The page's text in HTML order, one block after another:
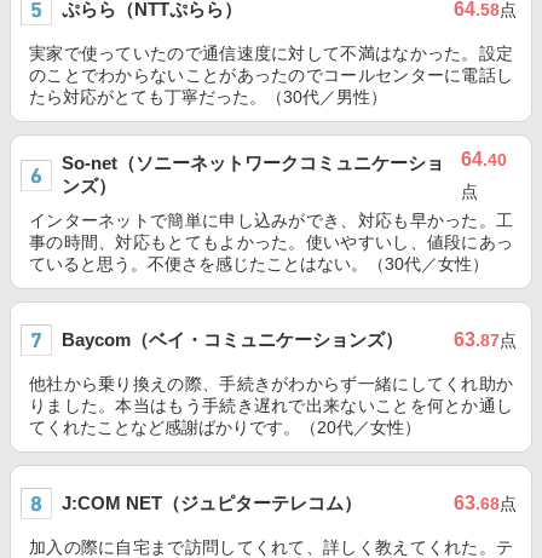
ぷらら（NTTぷらら） 64.58点
実家で使っていたので通信速度に対して不満はなかった。設定
のことでわからないことがあったのでコールセンターに電話し
たら対応がとても丁寧だった。（30代／男性）
So-net（ソニーネットワークコミュニケーショ
ンズ）
64.40
点
インターネットで簡単に申し込みができ、対応も早かった。工
事の時間、対応もとてもよかった。使いやすいし、値段にあっ
ていると思う。不便さを感じたことはない。（30代／女性）
Baycom（ベイ・コミュニケーションズ） 63.87点
他社から乗り換えの際、手続きがわからず一緒にしてくれ助か
りました。本当はもう手続き遅れで出来ないことを何とか通し
てくれたことなど感謝ばかりです。（20代／女性）
J:COM NET（ジュピターテレコム） 63.68点
加入の際に自宅まで訪問してくれて、詳しく教えてくれた。テ